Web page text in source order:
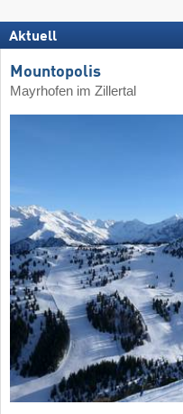
Aktuell
Mountopolis
Mayrhofen im Zillertal